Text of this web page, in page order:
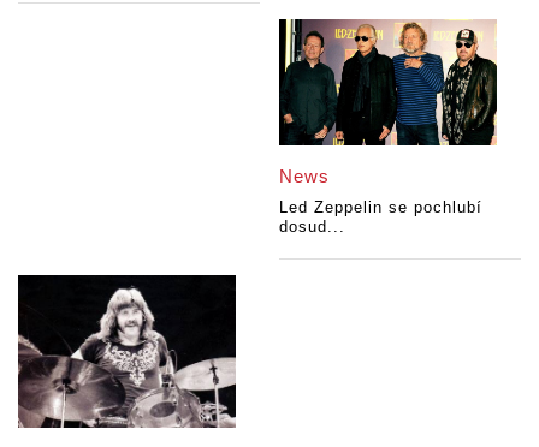
News
Led Zeppelin se pochlubí
dosud...